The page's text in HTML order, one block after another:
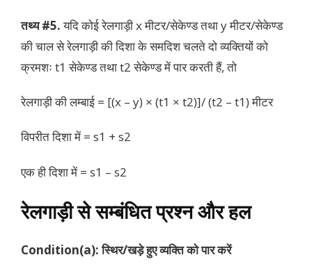
तथ्य #5.यदि कोई रेलगाड़ी x मीटर/सेकेण्ड तथा y मीटर/सेकेण्ड
की चाल से रेलगाड़ी की दिशा के समदिश चलते दो व्यक्तियों को
क्रमशः t1 सेकेण्ड तथा t2 सेकेण्ड में पार करती हैं, तो
रेलगाड़ी की लम्बाई = [(x – y) × (t1 × t2)]/ (t2 – t1) मीटर
विपरीत दिशा में = s1 + s2
एक ही दिशा में = s1 – s2
रेलगाड़ी से सम्बंधित प्रश्न और हल
Condition(a): स्थिर/खड़े हुए व्यक्ति को पार करें